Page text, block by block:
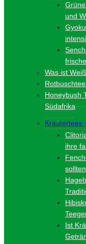
und
Was ist
Honeybush
Südafrika
Kräutertees
ihre
sollten
Ist